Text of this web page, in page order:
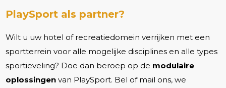
PlaySport als partner?
Wilt u uw hotel of recreatiedomein verrijken met een
sportterrein voor alle mogelijke disciplines en alle types
sportieveling? Doe dan beroep op de modulaire
oplossingen van PlaySport. Bel of mail ons, we